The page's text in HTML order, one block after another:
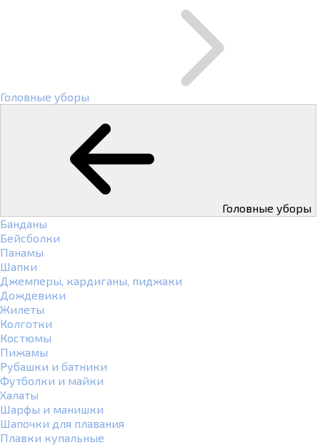
Головные уборы
Головные уборы
Банданы
Бейсболки
Панамы
Шапки
Джемперы, кардиганы, пиджаки
Дождевики
Жилеты
Колготки
Костюмы
Пижамы
Рубашки и батники
Футболки и майки
Халаты
Шарфы и манишки
Шапочки для плавания
Плавки купальные